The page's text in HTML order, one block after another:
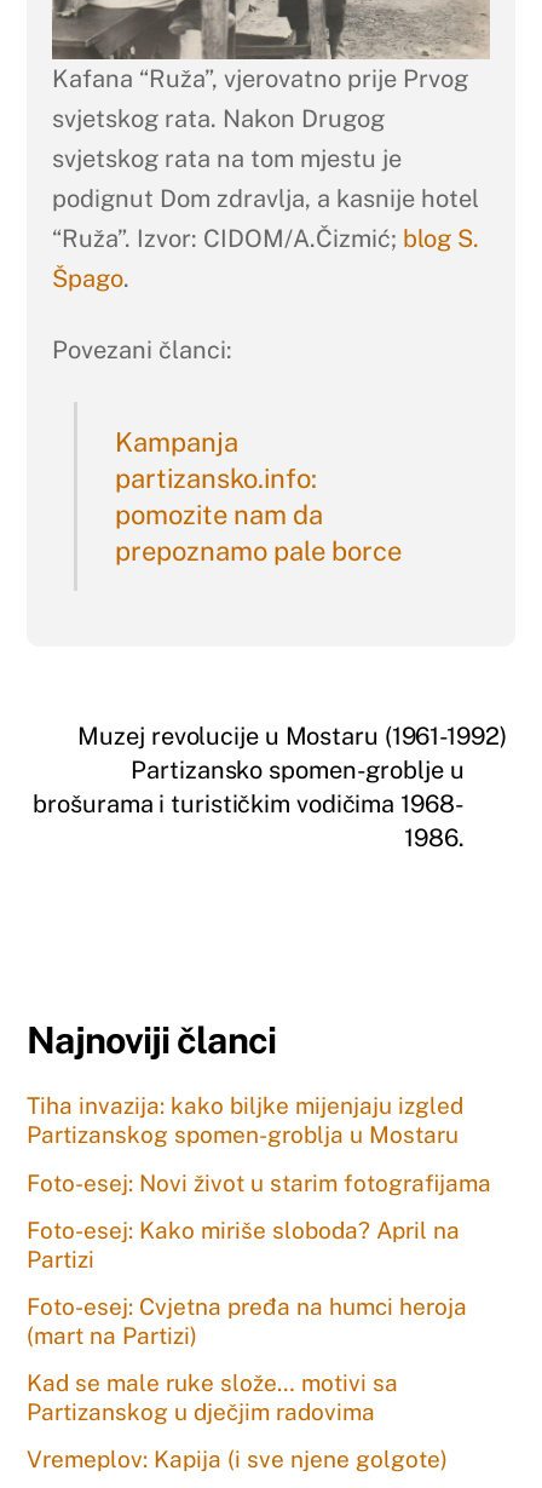
Kafana “Ruža”, vjerovatno prije Prvog
svjetskog rata. Nakon Drugog
svjetskog rata na tom mjestu je
podignut Dom zdravlja, a kasnije hotel
“Ruža”. Izvor: CIDOM/A.Čizmić; blog S.
Špago.
Povezani članci:
Kampanja
partizansko.info:
pomozite nam da
prepoznamo pale borce
Muzej revolucije u Mostaru (1961-1992)
Partizansko spomen-groblje u
brošurama i turističkim vodičima 1968-
1986.
Najnoviji članci
Tiha invazija: kako biljke mijenjaju izgled
Partizanskog spomen-groblja u Mostaru
Foto-esej: Novi život u starim fotografijama
Foto-esej: Kako miriše sloboda? April na
Partizi
Foto-esej: Cvjetna pređa na humci heroja
(mart na Partizi)
Kad se male ruke slože… motivi sa
Partizanskog u dječjim radovima
Vremeplov: Kapija (i sve njene golgote)